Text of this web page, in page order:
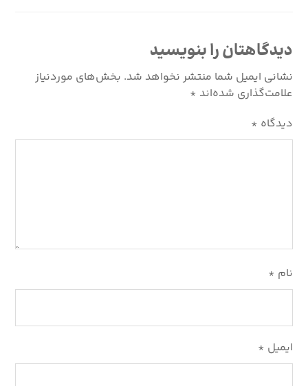
دیدگاهتان را بنویسید
نشانی ایمیل شما منتشر نخواهد شد. بخش‌های موردنیاز
علامت‌گذاری شده‌اند *
دیدگاه *
نام *
ایمیل *